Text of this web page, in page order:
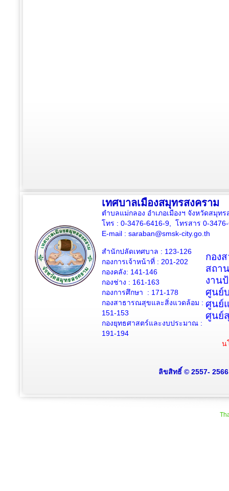
เทศบาลเมืองสมุทรสงคราม
ตำบลแม่กลอง อำเภอเมืองฯ จังหวัดสมุท
โทร : 0-3476-6416-9, โทรสาร 0-
E-mail : saraban@smsk-city.go.th
สำนักปลัดเทศบาล : 123-126
กองการเจ้าหน้าที่ : 201-202
กองคลัง: 141-146
กองช่าง : 161-163
กองการศึกษา : 171-178
กองสาธารณสุขและสิ่งแวดล้อม :
151-153
กองยุทธศาสตร์และงบประมาณ :
191-194
กอง
สถา
งาน
ศูนย์
ศูนย์
ศูนย์
น
ลิขสิทธิ์ © 2557-